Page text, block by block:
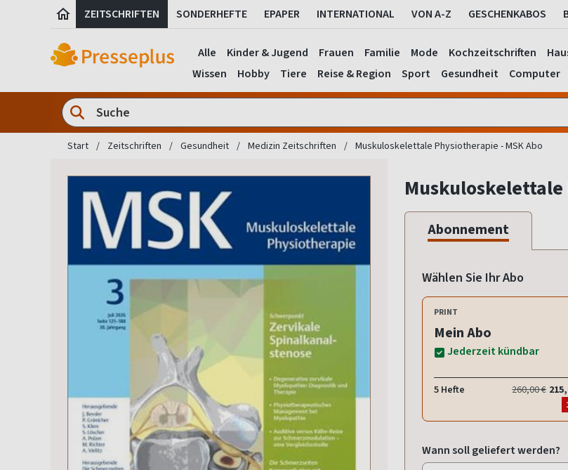
ZEITSCHRIFTEN SONDERHEFTE EPAPER INTERNATIONAL VON A-Z GESCHENKABOS
Alle Kinder & Jugend Frauen Familie Mode Kochzeitschriften
Wissen
Hobby Tiere Reise & Region Sport Gesundheit Computer
Start Zeitschriften Gesundheit Medizin Zeitschriften Muskuloskelettale Physiotherapie - MSK Abo
Muskuloskelettale
Abonnement
Wählen Sie Ihr Abo
PRINT
Mein Abo
Jederzeit kündbar
5 Hefte 260,00 €
Wann soll geliefert werden?